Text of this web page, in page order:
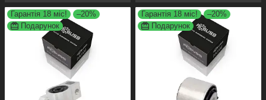
Гарантія 18 міс!
–20%
Подарунок
Гарантія 18 міс!
–20%
Подарунок